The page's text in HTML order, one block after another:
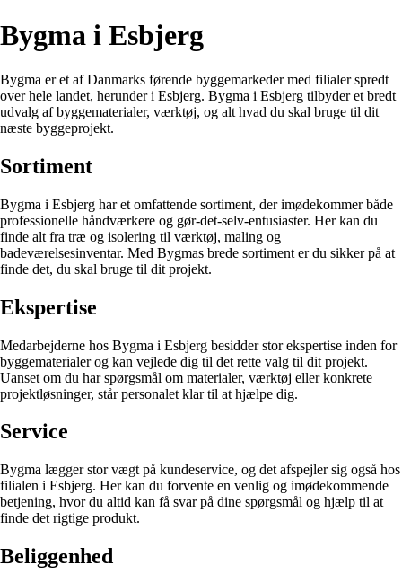
Bygma i Esbjerg
Bygma er et af Danmarks førende byggemarkeder med filialer spredt
over hele landet, herunder i Esbjerg. Bygma i Esbjerg tilbyder et bredt
udvalg af byggematerialer, værktøj, og alt hvad du skal bruge til dit
næste byggeprojekt.
Sortiment
Bygma i Esbjerg har et omfattende sortiment, der imødekommer både
professionelle håndværkere og gør-det-selv-entusiaster. Her kan du
finde alt fra træ og isolering til værktøj, maling og
badeværelsesinventar. Med Bygmas brede sortiment er du sikker på at
finde det, du skal bruge til dit projekt.
Ekspertise
Medarbejderne hos Bygma i Esbjerg besidder stor ekspertise inden for
byggematerialer og kan vejlede dig til det rette valg til dit projekt.
Uanset om du har spørgsmål om materialer, værktøj eller konkrete
projektløsninger, står personalet klar til at hjælpe dig.
Service
Bygma lægger stor vægt på kundeservice, og det afspejler sig også hos
filialen i Esbjerg. Her kan du forvente en venlig og imødekommende
betjening, hvor du altid kan få svar på dine spørgsmål og hjælp til at
finde det rigtige produkt.
Beliggenhed